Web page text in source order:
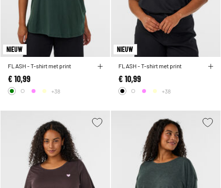
NIEUW
FLASH - T-shirt met print
€ 10,99
+38
NIEUW
FLASH - T-shirt met print
€ 10,99
+38